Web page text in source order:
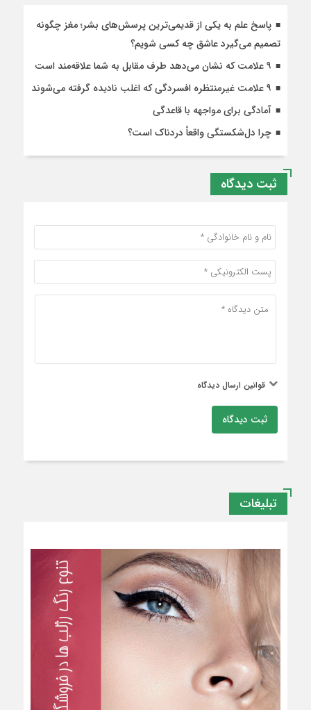
پاسخ علم به یکی از قدیمی‌ترین پرسش‌های بشر؛ مغز چگونه
تصمیم می‌گیرد عاشق چه کسی شویم؟
۹ علامت که نشان می‌دهد طرف مقابل به شما علاقه‌مند است
۹ علامت غیرمنتظره افسردگی که اغلب نادیده گرفته می‌شوند
آمادگی برای مواجهه با قاعدگی
چرا دل‌شکستگی واقعاً دردناک است؟
ثبت دیدگاه
قوانین ارسال دیدگاه
ثبت دیدگاه
تبلیغات